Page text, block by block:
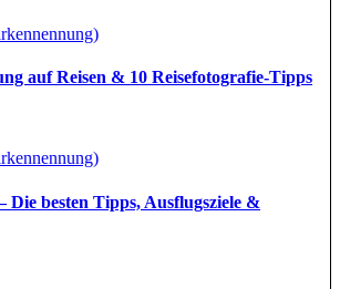
auf Reisen & 10 Reisefotografie-Tipps
Die besten Tipps, Ausflugsziele &